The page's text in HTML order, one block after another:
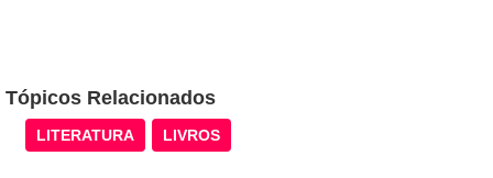
Tópicos Relacionados
LITERATURA LIVROS